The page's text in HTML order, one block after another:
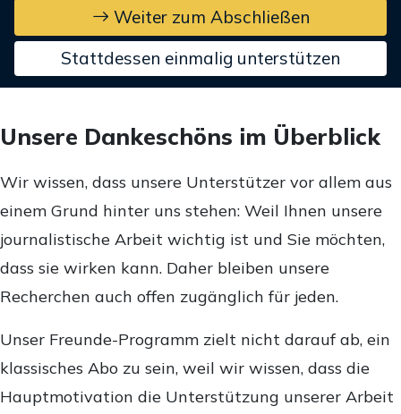
Weiter zum Abschließen
Stattdessen einmalig unterstützen
Unsere Dankeschöns im Überblick
Wir wissen, dass unsere Unterstützer vor allem aus
einem Grund hinter uns stehen: Weil Ihnen unsere
journalistische Arbeit wichtig ist und Sie möchten,
dass sie wirken kann. Daher bleiben unsere
Recherchen auch offen zugänglich für jeden.
Unser Freunde-Programm zielt nicht darauf ab, ein
klassisches Abo zu sein, weil wir wissen, dass die
Hauptmotivation die Unterstützung unserer Arbeit